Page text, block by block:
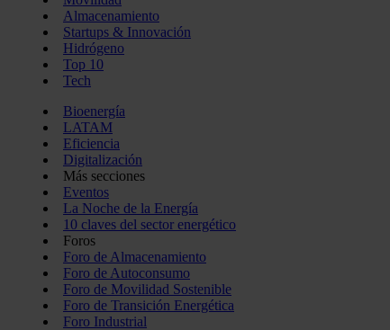
Almacenamiento
Startups & Innovación
Hidrógeno
Top 10
Tech
Bioenergía
LATAM
Eficiencia
Digitalización
Más secciones
Eventos
La Noche de la Energía
10 claves del sector energético
Foros
Foro de Almacenamiento
Foro de Autoconsumo
Foro de Movilidad Sostenible
Foro de Transición Energética
Foro Industrial